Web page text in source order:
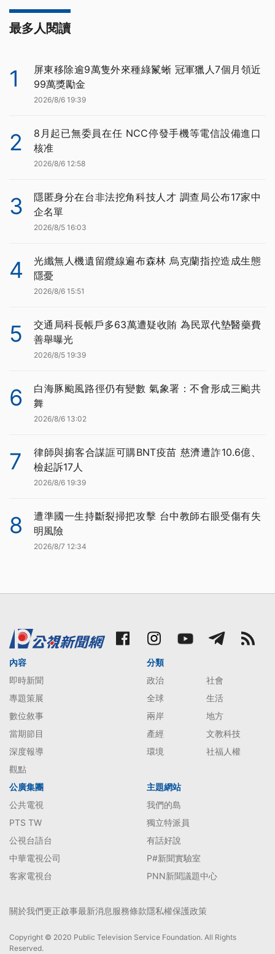
最多人閱讀
1
屏東移除逾9萬隻外來種綠鬣蜥 冠軍獵人7個月領近
99萬獎勵金
2026/8/6 19:39
2
8月起已無委員在任 NCC停發手機等電信設備進口
核准
2026/8/6 12:58
3
隱匿身分在台非法挖角科技人才 調查局公布17家中
企名單
2026/8/5 16:03
4
光纖無人機遺留纜線遍布森林 烏克蘭指控造成生態
隱憂
2026/8/6 15:51
5
交通局科長帳戶多63萬遭疑收賄 為民眾代墊醫藥費
善舉曝光
2026/8/5 19:39
6
白海豚颱風路徑仍有變數 氣象署：不會形成三颱共
舞
2026/8/6 13:02
7
律師與掮客合謀誆可購BNT疫苗 慈濟遭詐10.6億、
檢起訴17人
2026/8/6 19:39
8
遭準國一生持斷裂掃把攻擊 台中教師右眼受傷有失
明風險
2026/8/7 12:34
內容
即時新聞
專題策展
數位敘事
當期節目
深度報導
觀點
分類
政治
社會
全球
生活
兩岸
地方
產經
文教科技
環境
社福人權
公廣集團
公共電視
PTS TW
公視台語台
中華電視公司
客家電視台
主題網站
我們的島
獨立特派員
有話好說
P#新聞實驗室
PNN新聞議題中心
關於我們更正啟事最新消息服務條款隱私權保護政策
Copyright © 2020 Public Television Service Foundation. All Rights
Reserved.